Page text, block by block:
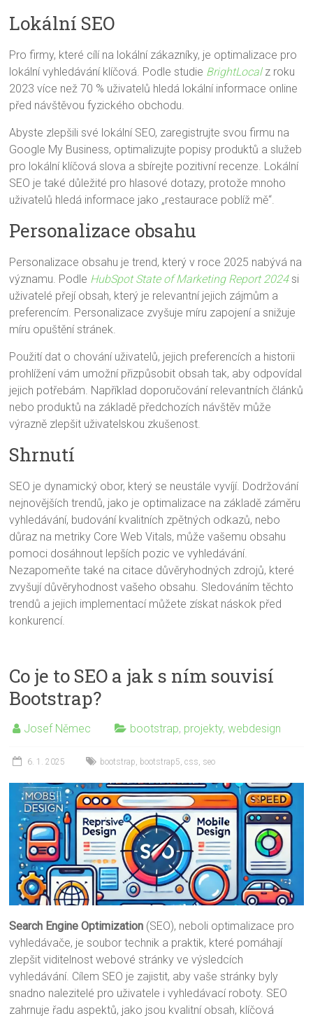
Lokální SEO
Pro firmy, které cílí na lokální zákazníky, je optimalizace pro
lokální vyhledávání klíčová. Podle studie BrightLocalz roku
2023 více než 70 % uživatelů hledá lokální informace online
před návštěvou fyzického obchodu.
Abyste zlepšili své lokální SEO, zaregistrujte svou firmu na
Google My Business, optimalizujte popisy produktů a služeb
pro lokální klíčová slova a sbírejte pozitivní recenze. Lokální
SEO je také důležité pro hlasové dotazy, protože mnoho
uživatelů hledá informace jako „restaurace poblíž mě“.
Personalizace obsahu
Personalizace obsahu je trend, který v roce 2025 nabývá na
významu. Podle HubSpot State of Marketing Report 2024si
uživatelé přejí obsah, který je relevantní jejich zájmům a
preferencím. Personalizace zvyšuje míru zapojení a snižuje
míru opuštění stránek.
Použití dat o chování uživatelů, jejich preferencích a historii
prohlížení vám umožní přizpůsobit obsah tak, aby odpovídal
jejich potřebám. Například doporučování relevantních článků
nebo produktů na základě předchozích návštěv může
výrazně zlepšit uživatelskou zkušenost.
Shrnutí
SEO je dynamický obor, který se neustále vyvíjí. Dodržování
nejnovějších trendů, jako je optimalizace na základě záměru
vyhledávání, budování kvalitních zpětných odkazů, nebo
důraz na metriky Core Web Vitals, může vašemu obsahu
pomoci dosáhnout lepších pozic ve vyhledávání.
Nezapomeňte také na citace důvěryhodných zdrojů, které
zvyšují důvěryhodnost vašeho obsahu. Sledováním těchto
trendů a jejich implementací můžete získat náskok před
konkurencí.
Co je to SEO a jak s ním souvisí
Bootstrap?
Josef Němec bootstrap, projekty,webdesign
6. 1. 2025 bootstrap, bootstrap5,css, seo
Search Engine Optimization (SEO), neboli optimalizace pro
vyhledávače, je soubor technik a praktik, které pomáhají
zlepšit viditelnost webové stránky ve výsledcích
vyhledávání. Cílem SEO je zajistit, aby vaše stránky byly
snadno nalezitelé pro uživatele i vyhledávací roboty. SEO
zahrnuje řadu aspektů, jako jsou kvalitní obsah, klíčová